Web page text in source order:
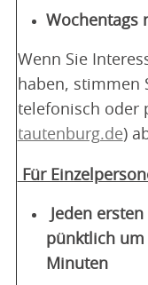
Wochentags
Wenn Sie
haben, stimmen
telefonisch oder
tautenburg.de)
Für
Jeden
pünktlich um
Minuten